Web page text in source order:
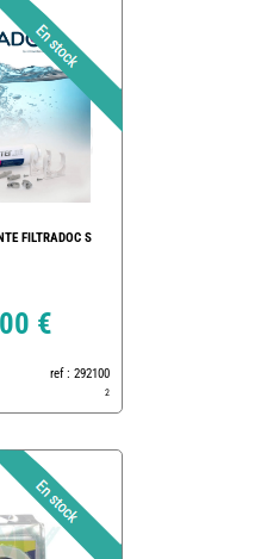
FILTRADOC S
€
ref : 292100
2